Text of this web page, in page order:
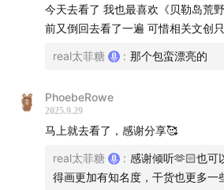
Top2《教皇宫殿，阿维尼翁》
今天去看了 我也最喜欢《贝勒岛荒野海岸
前又倒回去看了一遍 可惜相关文创
real太菲糖 : 那个包蛮漂亮的
PhoebeRowe
2025.9.29
马上就去看了，感谢分享🥰
real太菲糖 : 感谢倾听🫶🏻也可
得画更加有知名度，干货也更多一